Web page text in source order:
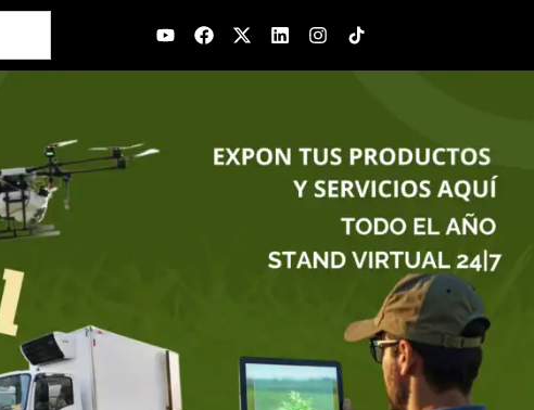
YoutubeFacebook
X-
twitter
LinkedinInstagram